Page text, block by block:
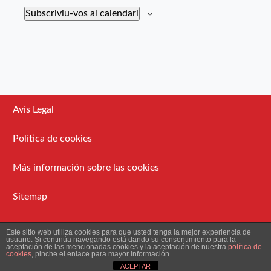
Subscriviu-vos al calendari
Avís Legal
Política de cookies
Más información sobre las cookies
Sitemap
Administració
2026 Ateneu Enciclopèdic Popular.
Este sitio web utiliza cookies para que usted tenga la mejor experiencia de
usuario. Si continúa navegando está dando su consentimiento para la
aceptación de las mencionadas cookies y la aceptación de nuestra política de
cookies, pinche el enlace para mayor información.
ACEPTAR